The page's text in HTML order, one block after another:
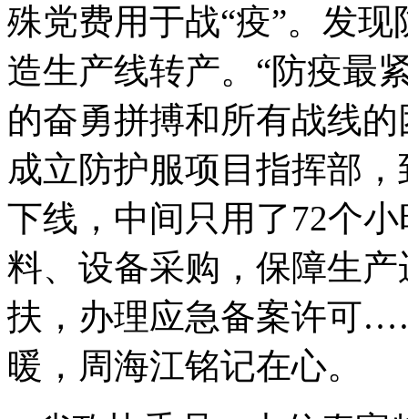
殊党费用于战“疫”。发
造生产线转产。“防疫最
的奋勇拼搏和所有战线
成立防护服项目指挥部
下线，中间只用了72个
料、设备采购，保障生
扶，办理应急备案许可
暖，周海江铭记在心。